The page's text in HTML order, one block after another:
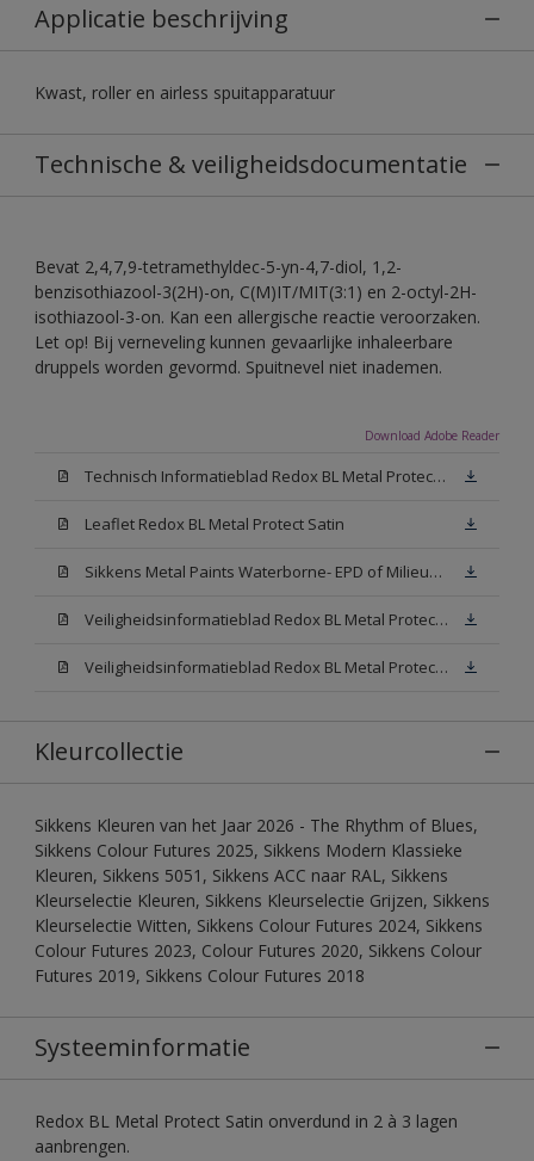
Applicatie beschrijving
Kwast, roller en airless spuitapparatuur
Technische & veiligheidsdocumentatie
Bevat 2,4,7,9-tetramethyldec-5-yn-4,7-diol, 1,2-
benzisothiazool-3(2H)-on, C(M)IT/MIT(3:1) en 2-octyl-2H-
isothiazool-3-on. Kan een allergische reactie veroorzaken.
Let op! Bij verneveling kunnen gevaarlijke inhaleerbare
druppels worden gevormd. Spuitnevel niet inademen.
Download Adobe Reader
Technisch Informatieblad Redox BL Metal Protect (PDF)
Leaflet Redox BL Metal Protect Satin
Sikkens Metal Paints Waterborne- EPD of Milieuproductverklaring
Veiligheidsinformatieblad Redox BL Metal Protect Satin N00 (MSDS)
Veiligheidsinformatieblad Redox BL Metal Protect Satin White W05 (MSDS)
Kleurcollectie
Sikkens Kleuren van het Jaar 2026 - The Rhythm of Blues,
Sikkens Colour Futures 2025, Sikkens Modern Klassieke
Kleuren, Sikkens 5051, Sikkens ACC naar RAL, Sikkens
Kleurselectie Kleuren, Sikkens Kleurselectie Grijzen, Sikkens
Kleurselectie Witten, Sikkens Colour Futures 2024, Sikkens
Colour Futures 2023, Colour Futures 2020, Sikkens Colour
Futures 2019, Sikkens Colour Futures 2018
Systeeminformatie
Redox BL Metal Protect Satin onverdund in 2 à 3 lagen
aanbrengen.